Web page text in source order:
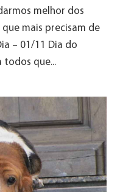
melhor dos
mais precisam de
– 01/11 Dia do
todos que...